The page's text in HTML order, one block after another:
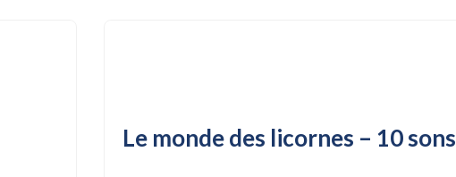
Le monde des licornes – 10